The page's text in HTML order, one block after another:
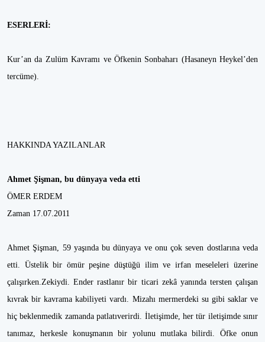
ESERLERİ:
Kur’an da Zulüm Kavramı ve Öfkenin Sonbaharı (Hasaneyn Heykel’den
tercüme).
HAKKINDA YAZILANLAR
Ahmet Şişman, bu dünyaya veda etti
ÖMER ERDEM
Zaman 17.07.2011
Ahmet Şişman, 59 yaşında bu dünyaya ve onu çok seven dostlarına veda
etti. Üstelik bir ömür peşine düştüğü ilim ve irfan meseleleri üzerine
çalışırken.Zekiydi. Ender rastlanır bir ticari zekâ yanında tersten çalışan
kıvrak bir kavrama kabiliyeti vardı. Mizahı mermerdeki su gibi saklar ve
hiç beklenmedik zamanda patlatıverirdi. İletişimde, her tür iletişimde sınır
tanımaz, herkesle konuşmanın bir yolunu mutlaka bilirdi. Öfke onun